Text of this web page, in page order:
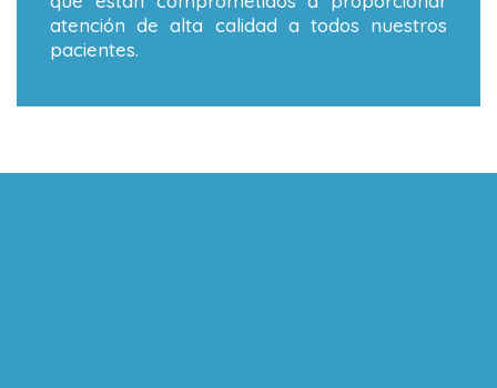
atención de alta calidad a todos nuestros
pacientes.